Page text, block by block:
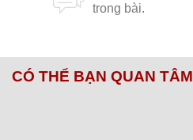
CÓ THỂ BẠN QUAN TÂM